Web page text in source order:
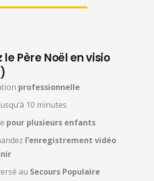
Père Noël en visio
professionnelle
10 minutes
pour plusieurs enfants
l’enregistrement vidéo
au Secours Populaire